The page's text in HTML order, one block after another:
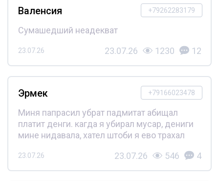
+79262283179
Валенсия
Сумашедший неадекват
23.07.26 23.07.26 1230 12
+79166023478
Эрмек
Миня папрасил убрат падмитат абищал
платит денги. кагда я убирал мусар, дениги
мине нидавала, хател штоби я ево трахал
23.07.26 23.07.26 546 4